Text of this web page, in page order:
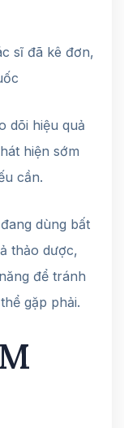
sĩ đã kê đơn,
dõi hiệu quả
hiện sớm
cần.
dùng bất
thảo dược,
để tránh
gặp phải.